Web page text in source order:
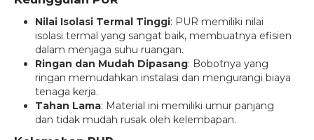
Nilai Isolasi Termal Tinggi: PUR memiliki nilai
isolasi termal yang sangat baik, membuatnya efisien
dalam menjaga suhu ruangan.
Ringan dan Mudah Dipasang: Bobotnya yang
ringan memudahkan instalasi dan mengurangi biaya
tenaga kerja.
Tahan Lama: Material ini memiliki umur panjang
dan tidak mudah rusak oleh kelembapan.